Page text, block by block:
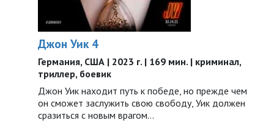
Джон Уик 4
Германия, США | 2023 г. | 169 мин. | криминал,
триллер, боевик
Джон Уик находит путь к победе, но прежде чем
он сможет заслужить свою свободу, Уик должен
сразиться с новым врагом…